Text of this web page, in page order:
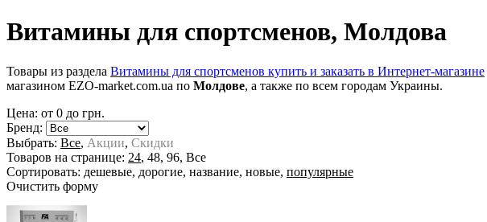
Витамины для спортсменов, Молдова
Товары из раздела Витамины для спортсменов купить и заказать в Интернет-магазине
магазином EZO-market.com.ua по Молдове, а также по всем городам Украины.
Цена: от 0 до грн.
Бренд:
Выбрать: Все, Акции, Скидки
Товаров на странице: 24, 48, 96, Все
Сортировать: дешевые, дорогие, название, новые, популярные
Очистить форму